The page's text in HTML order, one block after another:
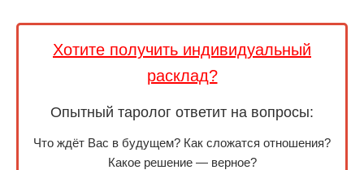
Хотите получить индивидуальный
расклад?
Опытный таролог ответит на вопросы:
Что ждёт Вас в будущем? Как сложатся отношения?
Какое решение — верное?